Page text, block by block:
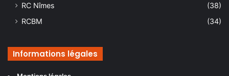
RC Nîmes
(38)
RCBM
(34)
Informations légales